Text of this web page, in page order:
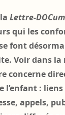
Lettre-
qui les
font
Voir dans la
concerne
: liens
appels,